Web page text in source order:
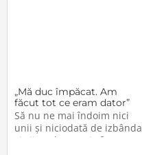
„Mă duc împăcat. Am
făcut tot ce eram dator”
Să nu ne mai îndoim nici
unii şi niciodată de izbânda
şi viitorul acestei sfinte